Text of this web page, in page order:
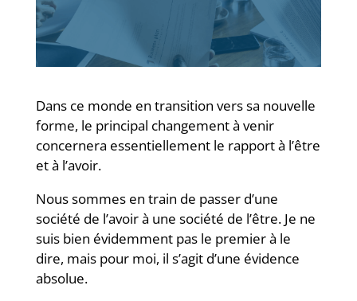
Dans ce monde en transition vers sa nouvelle
forme, le principal changement à venir
concernera essentiellement le rapport à l’être
et à l’avoir.
Nous sommes en train de passer d’une
société de l’avoir à une société de l’être. Je ne
suis bien évidemment pas le premier à le
dire, mais pour moi, il s’agit d’une évidence
absolue.